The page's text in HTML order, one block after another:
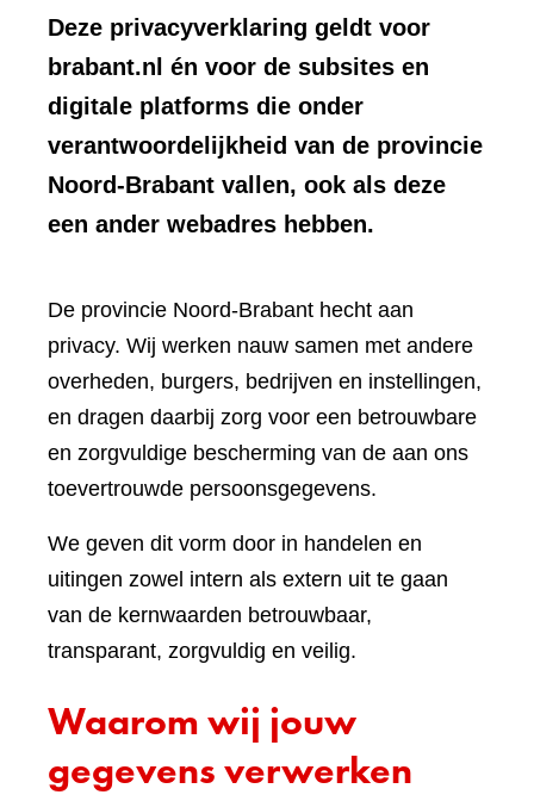
Deze privacyverklaring geldt voor
brabant.nl én voor de subsites en
digitale platforms die onder
verantwoordelijkheid van de provincie
Noord-Brabant vallen, ook als deze
een ander webadres hebben.
De provincie Noord-Brabant hecht aan
privacy. Wij werken nauw samen met andere
overheden, burgers, bedrijven en instellingen,
en dragen daarbij zorg voor een betrouwbare
en zorgvuldige bescherming van de aan ons
toevertrouwde persoonsgegevens.
We geven dit vorm door in handelen en
uitingen zowel intern als extern uit te gaan
van de kernwaarden betrouwbaar,
transparant, zorgvuldig en veilig.
Waarom wij jouw
gegevens verwerken